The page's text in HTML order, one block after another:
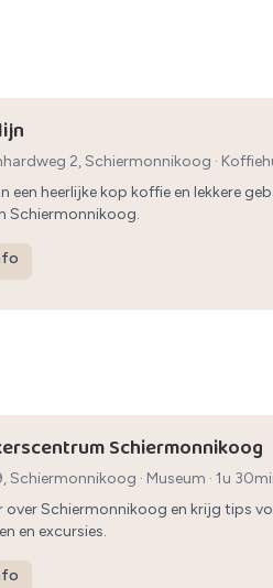
2, Schiermonnikoog ·
een heerlijke kop koffie en lekkere
Schiermonnikoog.
Schiermonnikoog
Schiermonnikoog · Museum
· 1u
over Schiermonnikoog en krijg tips
en excursies.